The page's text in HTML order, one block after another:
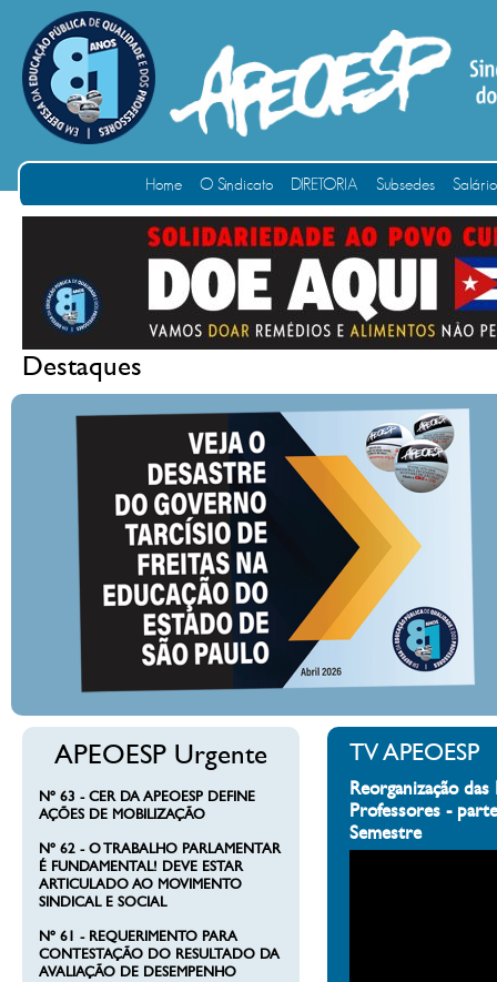
Home O Sindicato DIRETORIA Subsedes
Destaques
APEOESP Urgente
Nº 63 - CER DA APEOESP DEFINE
AÇÕES DE MOBILIZAÇÃO
Nº 62 - O TRABALHO PARLAMENTAR
É FUNDAMENTAL! DEVE ESTAR
ARTICULADO AO MOVIMENTO
SINDICAL E SOCIAL
Nº 61 - REQUERIMENTO PARA
CONTESTAÇÃO DO RESULTADO DA
AVALIAÇÃO DE DESEMPENHO
TV APEOESP
Reorganização
Professores -
Semestre